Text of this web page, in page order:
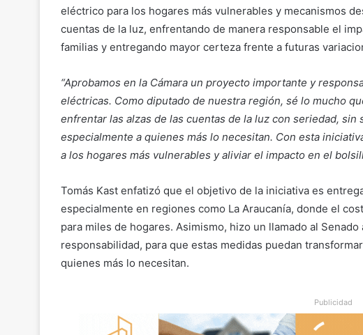
eléctrico para los hogares más vulnerables y mecanismos
cuentas de la luz, enfrentando de manera responsable el
familias y entregando mayor certeza frente a futuras
“Aprobamos en la Cámara un proyecto importante y
eléctricas. Como diputado de nuestra región, sé lo mucho
enfrentar las alzas de las cuentas de la luz con seriedad,
especialmente a quienes más lo necesitan. Con esta
a los hogares más vulnerables y aliviar el impacto en el
Tomás Kast enfatizó que el objetivo de la iniciativa es
especialmente en regiones como La Araucanía, donde el
para miles de hogares. Asimismo, hizo un llamado al
responsabilidad, para que estas medidas puedan
quienes más lo necesitan.
Publicidad